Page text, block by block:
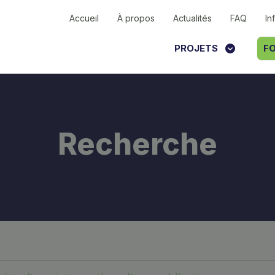
Accueil À propos Actualités FAQ
PROJETS
Recherche